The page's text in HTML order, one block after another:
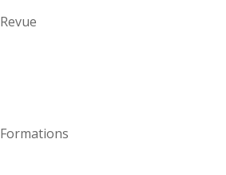
Revue
Formations